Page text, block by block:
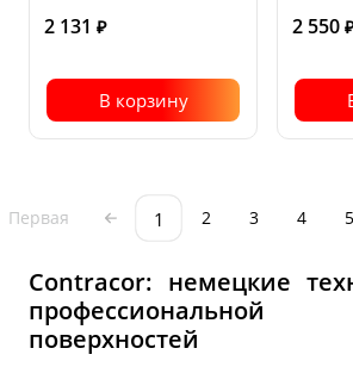
2 131 ₽
В корзину
2 550 ₽
Первая 1 2 3 4 5
Contracor: немецкие
профессиональной
поверхностей